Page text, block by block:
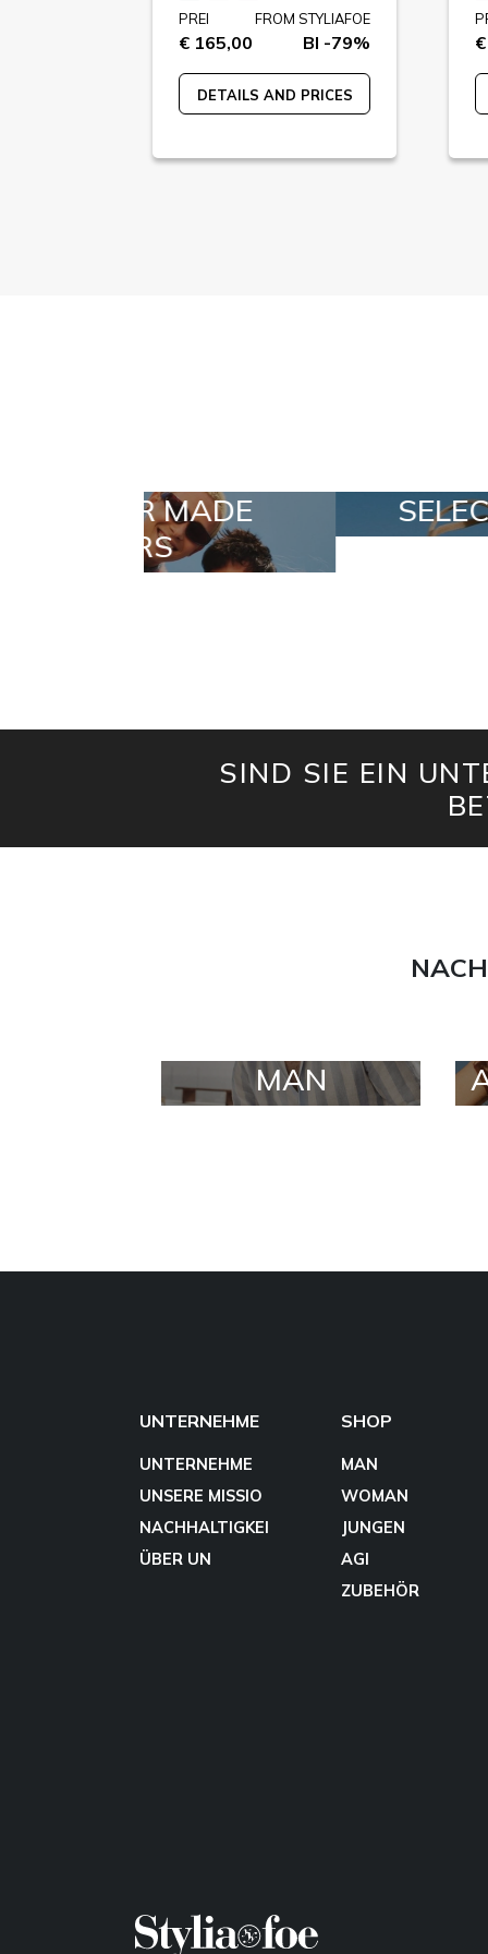
PREI
€ 165,00
FROM STYLIAFOE
BI -79%
DETAILS AND PRICES
SELECTION
SIND SIE EIN
MAN
UNTERNEHME
UNTERNEHME
UNSERE MISSIO
NACHHALTIGKEI
ÜBER UN
SHOP
MAN
WOMAN
JUNGEN
AGI
ZUBEHÖR